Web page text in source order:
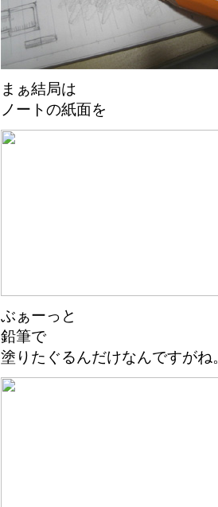
まぁ結局は
ノートの紙面を
ぶぁーっと
鉛筆で
塗りたぐるんだけなんですがね